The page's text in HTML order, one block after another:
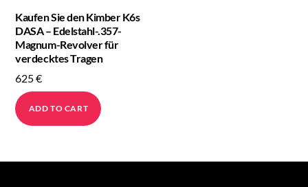
Kaufen Sie den Kimber K6s
DASA – Edelstahl-.357-
Magnum-Revolver für
verdecktes Tragen
625€
ADD TO CART